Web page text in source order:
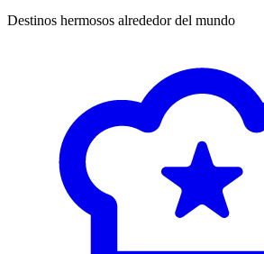
Destinos hermosos alrededor del mundo